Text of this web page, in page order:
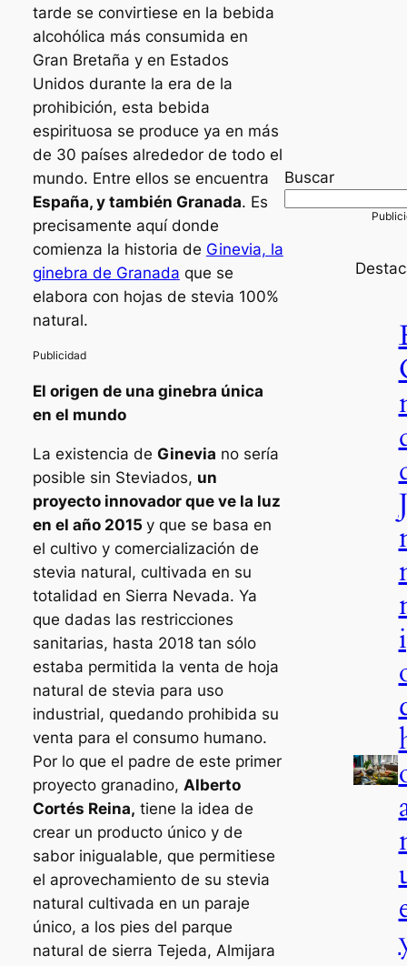
tarde se convirtiese en la bebida
alcohólica más consumida en
Gran Bretaña y en Estados
Unidos durante la era de la
prohibición, esta bebida
espirituosa se produce ya en más
de 30 países alrededor de todo el
mundo. Entre ellos se encuentra
España, y también Granada. Es
precisamente aquí donde
comienza la historia de Ginevia, la
ginebra de Granada que se
elabora con hojas de stevia 100%
natural.
El origen de una ginebra única
en el mundo
La existencia de Ginevia no sería
posible sin Steviados, un
proyecto innovador que ve la luz
en el año 2015 y que se basa en
el cultivo y comercialización de
stevia natural, cultivada en su
totalidad en Sierra Nevada. Ya
que dadas las restricciones
sanitarias, hasta 2018 tan sólo
estaba permitida la venta de hoja
natural de stevia para uso
industrial, quedando prohibida su
venta para el consumo humano.
Por lo que el padre de este primer
proyecto granadino, Alberto
Cortés Reina, tiene la idea de
crear un producto único y de
sabor inigualable, que permitiese
el aprovechamiento de su stevia
natural cultivada en un paraje
único, a los pies del parque
natural de sierra Tejeda, Almijara
Buscar